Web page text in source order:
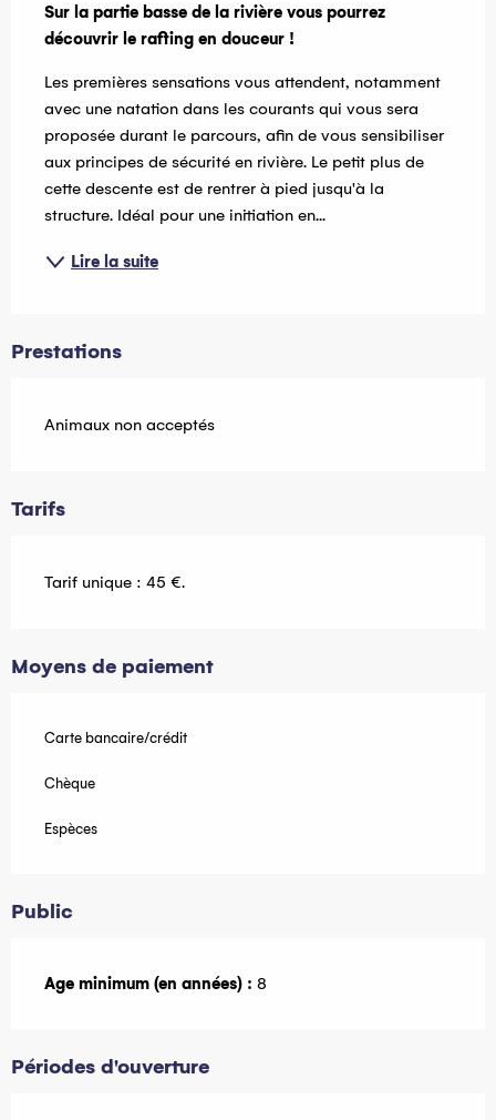
Sur la partie basse de la rivière vous pourrez
découvrir le rafting en douceur !
Les premières sensations vous attendent, notamment
avec une natation dans les courants qui vous sera
proposée durant le parcours, afin de vous sensibiliser
aux principes de sécurité en rivière. Le petit plus de
cette descente est de rentrer à pied jusqu'à la
structure. Idéal pour une initiation en...
Lire la suite
Prestations
Animaux non acceptés
Tarifs
Tarif unique : 45 €.
Moyens de paiement
Carte bancaire/crédit
Chèque
Espèces
Public
Age minimum (en années) : 8
Périodes d'ouverture